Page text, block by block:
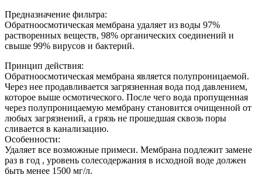
Предназначение фильтра:
Обратноосмотическая мембрана удаляет из воды 97%
растворенных веществ, 98% органических соединений и
свыше 99% вирусов и бактерий.
Принцип действия:
Обратноосмотическая мембрана является полупроницаемой.
Через нее продавливается загрязненная вода под давлением,
которое выше осмотического. После чего вода пропущенная
через полупроницаемую мембрану становится очищенной от
любых загрязнений, а грязь не прошедшая сквозь поры
сливается в канализацию.
Особенности:
Удаляет все возможные примеси. Мембрана подлежит замене
раз в год , уровень солесодержания в исходной воде должен
быть менее 1500 мг/л.